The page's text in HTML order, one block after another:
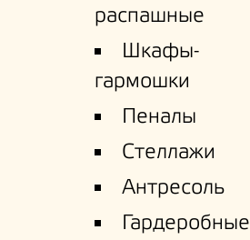
распашные
Шкафы-
гармошки
Пеналы
Стеллажи
Антресоль
Гардеробные